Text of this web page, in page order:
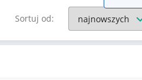
Sortuj od: